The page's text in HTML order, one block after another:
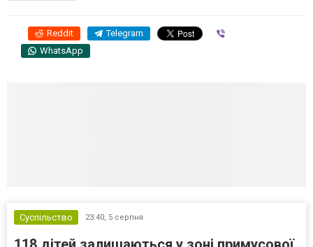
Reddit Telegram
WhatsApp
Суспільство 23:40, 5 серпня